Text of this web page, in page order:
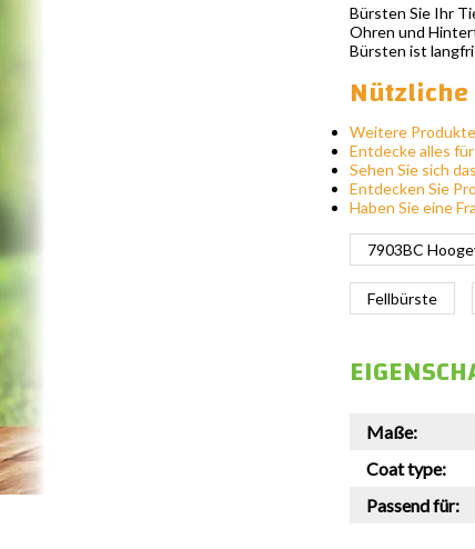
Bürsten Sie Ihr
Ohren und
Bürsten ist
Weitere
Entdecke alles
Sehen Sie sich
Entdecken Sie
Haben Sie eine
7903BC
Fellbürste
Maße:
Coat type:
Passend für: